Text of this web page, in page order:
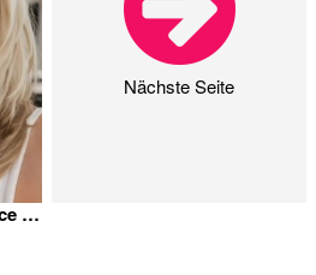
Schulterlange gestufte Lace Front Perücke in Blond – Echthaarperücke
Nächste Seite